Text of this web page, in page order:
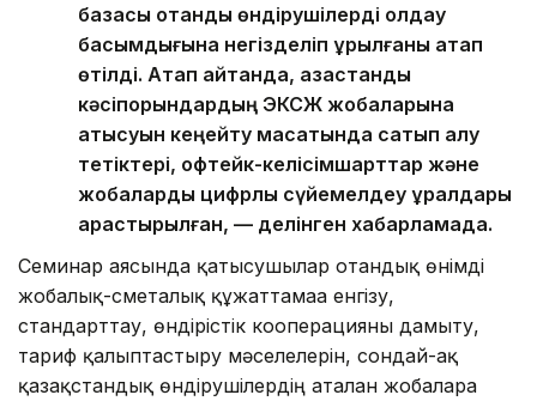
базасы отандық өндірушілерді қолдау
басымдығына негізделіп құрылғаны атап
өтілді. Атап айтқанда, қазақстандық
кәсіпорындардың ЭКСЖ жобаларына
қатысуын кеңейту мақсатында сатып алу
тетіктері, офтейк-келісімшарттар және
жобаларды цифрлық сүйемелдеу құралдары
қарастырылған, — делінген хабарламада.
Семинар аясында қатысушылар отандық өнімді
жобалық-сметалық құжаттамаға енгізу,
стандарттау, өндірістік кооперацияны дамыту,
тариф қалыптастыру мәселелерін, сондай-ақ
қазақстандық өндірушілердің аталған жобаларға